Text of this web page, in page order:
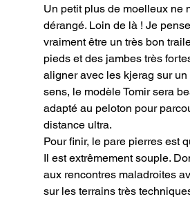
Un petit plus de moelleux ne
dérangé. Loin de là ! Je
vraiment être un très bon
pieds et des jambes très
aligner avec les kjerag sur un
sens, le modèle Tomir sera
adapté au peloton pour
distance ultra.
Pour finir, le pare pierres est
Il est extrêmement souple.
aux rencontres maladroites
sur les terrains très